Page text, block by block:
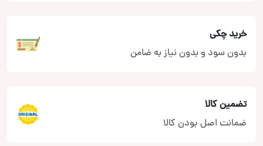
خرید چکی
بدون سود و بدون نیاز به ضامن
تضمین کالا
ضمانت اصل بودن کالا